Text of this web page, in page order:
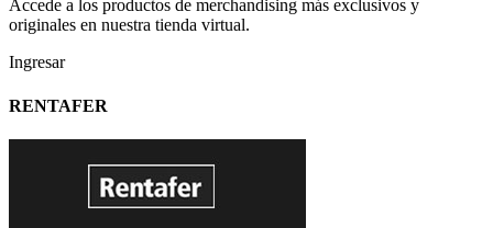
Accede a los productos de merchandising más exclusivos y
originales en nuestra tienda virtual.
Ingresar
RENTAFER